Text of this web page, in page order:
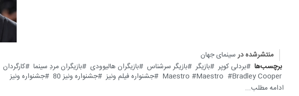
منتشرشده در سینمای جهان
برچسب‌ها
بردلی کوپر بازیگر بازیگر سرشناس بازیگران هالیوودی بازیگران مردِ سینما کارگردان
Maestro
Maestro Bradley Cooper جشنواره فیلم ونیز جشنواره ونیز 80
جشنواره ونیز
ادامه مطلب...